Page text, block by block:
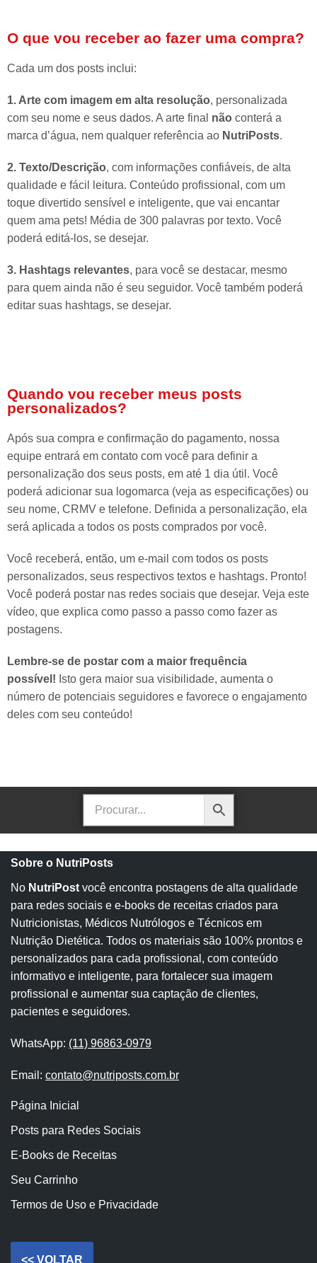
O que vou receber ao fazer uma compra?
Cada um dos posts inclui:
1. Arte com imagem em alta resolução, personalizada
com seu nome e seus dados. A arte final não conterá a
marca d’água, nem qualquer referência ao NutriPosts.
2. Texto/Descrição, com informações confiáveis, de alta
qualidade e fácil leitura. Conteúdo profissional, com um
toque divertido sensível e inteligente, que vai encantar
quem ama pets! Média de 300 palavras por texto. Você
poderá editá-los, se desejar.
3. Hashtags relevantes, para você se destacar, mesmo
para quem ainda não é seu seguidor. Você também poderá
editar suas hashtags, se desejar.
Quando vou receber meus posts
personalizados?
Após sua compra e confirmação do pagamento, nossa
equipe entrará em contato com você para definir a
personalização dos seus posts, em até 1 dia útil. Você
poderá adicionar sua logomarca (veja as especificações) ou
seu nome, CRMV e telefone. Definida a personalização, ela
será aplicada a todos os posts comprados por você.
Você receberá, então, um e-mail com todos os posts
personalizados, seus respectivos textos e hashtags. Pronto!
Você poderá postar nas redes sociais que desejar. Veja este
vídeo, que explica como passo a passo como fazer as
postagens.
Lembre-se de postar com a maior frequência
possível! Isto gera maior sua visibilidade, aumenta o
número de potenciais seguidores e favorece o engajamento
deles com seu conteúdo!
Sobre o NutriPosts
No NutriPost você encontra postagens de alta qualidade
para redes sociais e e-books de receitas criados para
Nutricionistas, Médicos Nutrólogos e Técnicos em
Nutrição Dietética. Todos os materiais são 100% prontos e
personalizados para cada profissional, com conteúdo
informativo e inteligente, para fortalecer sua imagem
profissional e aumentar sua captação de clientes,
pacientes e seguidores.
WhatsApp: (11) 96863-0979
Email: contato@nutriposts.com.br
Página Inicial
Posts para Redes Sociais
E-Books de Receitas
Seu Carrinho
Termos de Uso e Privacidade